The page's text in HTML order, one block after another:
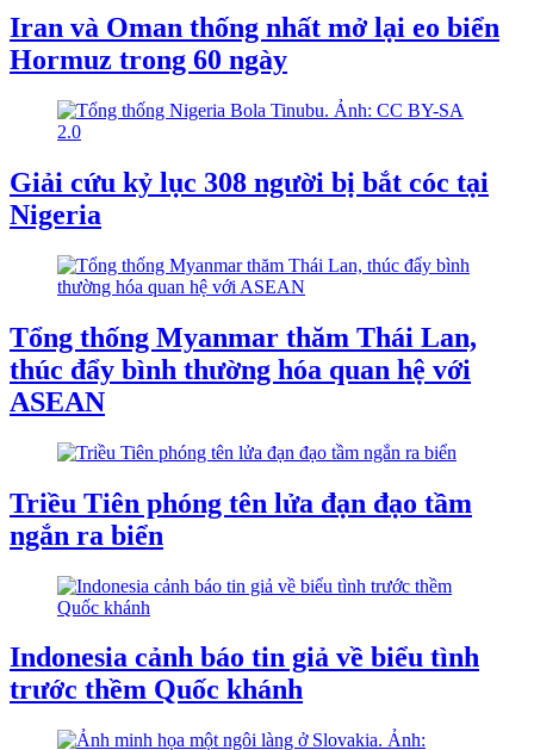
Iran và Oman thống nhất mở lại eo biển
Hormuz trong 60 ngày
Giải cứu kỷ lục 308 người bị bắt cóc tại
Nigeria
Tổng thống Myanmar thăm Thái Lan,
thúc đẩy bình thường hóa quan hệ với
ASEAN
Triều Tiên phóng tên lửa đạn đạo tầm
ngắn ra biển
Indonesia cảnh báo tin giả về biểu tình
trước thềm Quốc khánh